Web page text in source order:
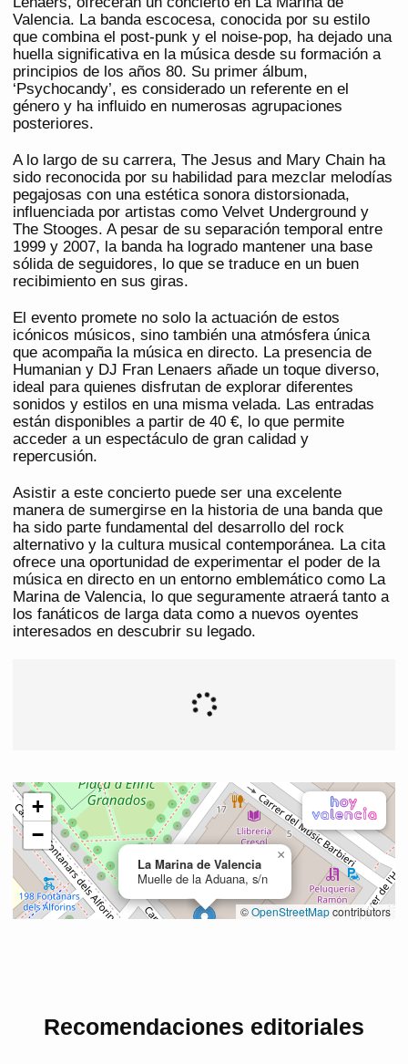
Valencia. La banda escocesa, conocida por su estilo
que combina el post-punk y el noise-pop, ha dejado una
huella significativa en la música desde su formación a
principios de los años 80. Su primer álbum,
‘Psychocandy’, es considerado un referente en el
género y ha influido en numerosas agrupaciones
posteriores.
A lo largo de su carrera, The Jesus and Mary Chain ha
sido reconocida por su habilidad para mezclar melodías
pegajosas con una estética sonora distorsionada,
influenciada por artistas como Velvet Underground y
The Stooges. A pesar de su separación temporal entre
1999 y 2007, la banda ha logrado mantener una base
sólida de seguidores, lo que se traduce en un buen
recibimiento en sus giras.
El evento promete no solo la actuación de estos
icónicos músicos, sino también una atmósfera única
que acompaña la música en directo. La presencia de
Humanian y DJ Fran Lenaers añade un toque diverso,
ideal para quienes disfrutan de explorar diferentes
sonidos y estilos en una misma velada. Las entradas
están disponibles a partir de 40 €, lo que permite
acceder a un espectáculo de gran calidad y
repercusión.
Asistir a este concierto puede ser una excelente
manera de sumergirse en la historia de una banda que
ha sido parte fundamental del desarrollo del rock
alternativo y la cultura musical contemporánea. La cita
ofrece una oportunidad de experimentar el poder de la
música en directo en un entorno emblemático como La
Marina de Valencia, lo que seguramente atraerá tanto a
los fanáticos de larga data como a nuevos oyentes
interesados en descubrir su legado.
Recomendaciones editoriales